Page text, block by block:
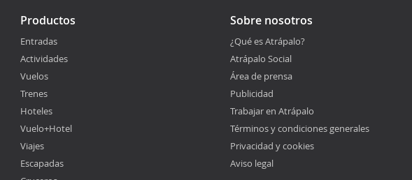
Productos
Entradas
Actividades
Vuelos
Trenes
Hoteles
Vuelo+Hotel
Viajes
Escapadas
Sobre nosotros
¿Qué es Atrápalo?
Atrápalo Social
Área de prensa
Publicidad
Trabajar en Atrápalo
Términos y condiciones generales
Privacidad y cookies
Aviso legal